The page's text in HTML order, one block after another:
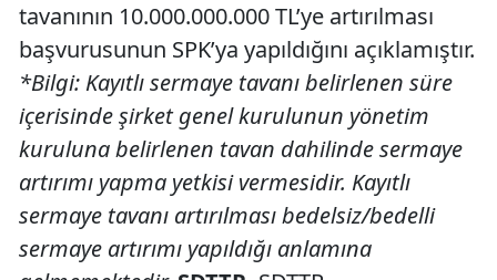
tavanının 10.000.000.000 TL’ye artırılması
başvurusunun SPK’ya yapıldığını açıklamıştır.
*Bilgi: Kayıtlı sermaye tavanı belirlenen süre
içerisinde şirket genel kurulunun yönetim
kuruluna belirlenen tavan dahilinde sermaye
artırımı yapma yetkisi vermesidir. Kayıtlı
sermaye tavanı artırılması bedelsiz/bedelli
sermaye artırımı yapıldığı anlamına